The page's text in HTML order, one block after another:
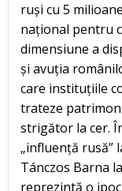
ruși cu 5
național pentru
dimensiune a
și avuția
care instituțiile
trateze
strigător la cer.
„influență rusă”
Tánczos Barna
reprezintă o